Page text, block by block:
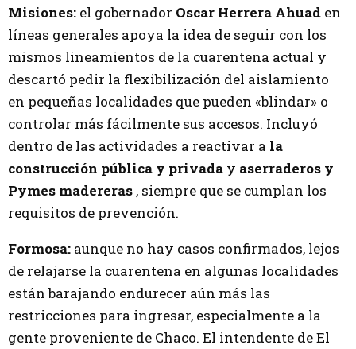
Misiones: el gobernador Oscar Herrera Ahuad en
líneas generales apoya la idea de seguir con los
mismos lineamientos de la cuarentena actual y
descartó pedir la flexibilización del aislamiento
en pequeñas localidades que pueden «blindar» o
controlar más fácilmente sus accesos. Incluyó
dentro de las actividades a reactivar a la
construcción pública y privada y aserraderos y
Pymes madereras , siempre que se cumplan los
requisitos de prevención.
Formosa: aunque no hay casos confirmados, lejos
de relajarse la cuarentena en algunas localidades
están barajando endurecer aún más las
restricciones para ingresar, especialmente a la
gente proveniente de Chaco. El intendente de El